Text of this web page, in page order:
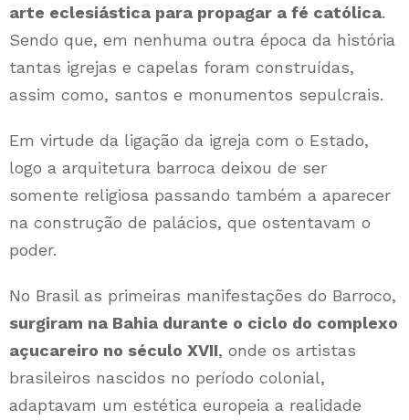
arte eclesiástica para propagar a fé católica.
Sendo que, em nenhuma outra época da história
tantas igrejas e capelas foram construídas,
assim como, santos e monumentos sepulcrais.
Em virtude da ligação da igreja com o Estado,
logo a arquitetura barroca deixou de ser
somente religiosa passando também a aparecer
na construção de palácios, que ostentavam o
poder.
No Brasil as primeiras manifestações do Barroco,
surgiram na Bahia durante o ciclo do complexo
açucareiro no século XVII, onde os artistas
brasileiros nascidos no período colonial,
adaptavam um estética europeia a realidade